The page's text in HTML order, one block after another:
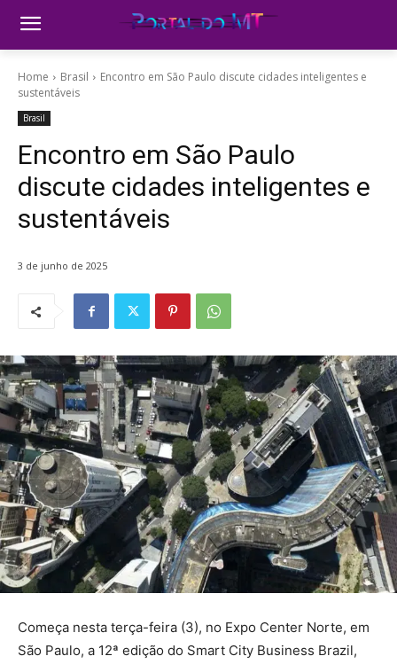
Home Brasil
Encontro em São Paulo discute cidades inteligentes e
sustentáveis
Brasil
Encontro em São Paulo
discute cidades inteligentes e
sustentáveis
3 de junho de 2025
Começa nesta terça-feira (3), no Expo Center Norte, em
São Paulo, a 12ª edição do Smart City Business Brazil,